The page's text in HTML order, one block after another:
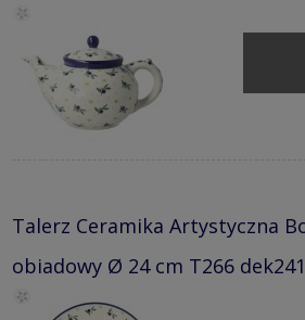
Talerz Ceramika Artystyczna
obiadowy Ø 24 cm T266